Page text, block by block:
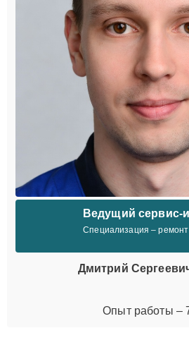
Ведущий сервис-
Специализация – ремонт
Дмитрий
Опыт работы –